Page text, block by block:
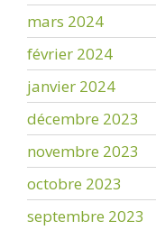
mars 2024
février 2024
janvier 2024
décembre 2023
novembre 2023
octobre 2023
septembre 2023